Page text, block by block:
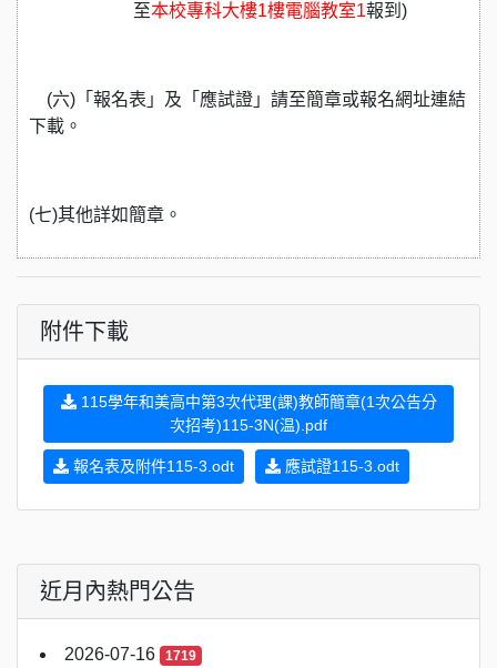
至本校專科大樓1樓電腦教室1報到)
(六)「報名表」及「應試證」請至簡章或報名網址連結
下載。
(七)其他詳如簡章。
附件下載
115學年和美高中第3次代理(課)教師簡章(1次公告分
次招考)115-3N(温).pdf
報名表及附件115-3.odt 應試證115-3.odt
近月內熱門公告
2026-07-16 1719